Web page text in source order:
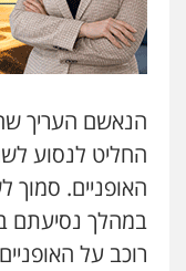
הנאשם העריך
החליט לנסוע
במהלך נסיעתם
רוכב על